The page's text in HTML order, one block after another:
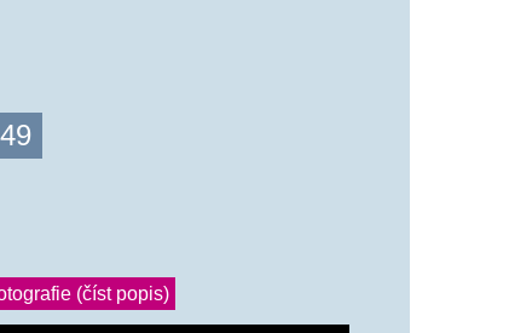
49
(číst popis)